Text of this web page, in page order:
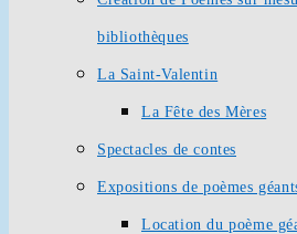
bibliothèques
La Saint-Valentin
La Fête des Mères
Spectacles de contes
Expositions de poèmes
Location du poème